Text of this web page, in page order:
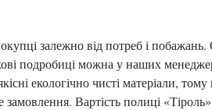
залежно від потреб і
подробиці можна у наших
екологічно чисті матеріали,
Вартість полиці